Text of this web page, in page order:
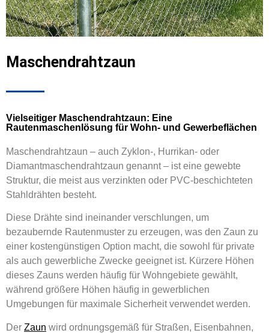
Maschendrahtzaun
Vielseitiger Maschendrahtzaun: Eine
Rautenmaschenlösung für Wohn- und Gewerbeflächen
Maschendrahtzaun – auch Zyklon-, Hurrikan- oder
Diamantmaschendrahtzaun genannt – ist eine gewebte
Struktur, die meist aus verzinkten oder PVC-beschichteten
Stahldrähten besteht.
Diese Drähte sind ineinander verschlungen, um
bezaubernde Rautenmuster zu erzeugen, was den Zaun zu
einer kostengünstigen Option macht, die sowohl für private
als auch gewerbliche Zwecke geeignet ist. Kürzere Höhen
dieses Zauns werden häufig für Wohngebiete gewählt,
während größere Höhen häufig in gewerblichen
Umgebungen für maximale Sicherheit verwendet werden.
Der Zaun wird ordnungsgemäß für Straßen, Eisenbahnen,